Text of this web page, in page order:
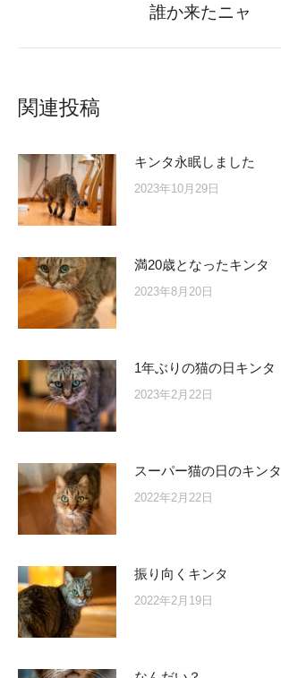
Next
誰か来たニャ
関連投稿
キンタ永眠しました
2023年10月29日
満20歳となったキンタ
2023年8月20日
1年ぶりの猫の日キンタ
2023年2月22日
スーパー猫の日のキンタ
2022年2月22日
振り向くキンタ
2022年2月19日